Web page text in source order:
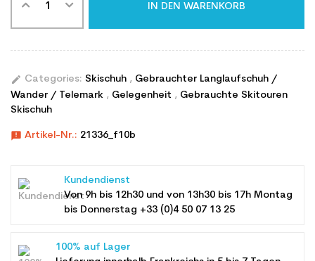
IN DEN WARENKORB
edit Categories: Skischuh , Gebrauchter Langlaufschuh /
Wander / Telemark , Gelegenheit , Gebrauchte Skitouren
Skischuh
announcement Artikel-Nr.: 21336_f10b
Kundendienst
Von 9h bis 12h30 und von 13h30 bis 17h Montag
bis Donnerstag +33 (0)4 50 07 13 25
100% auf Lager